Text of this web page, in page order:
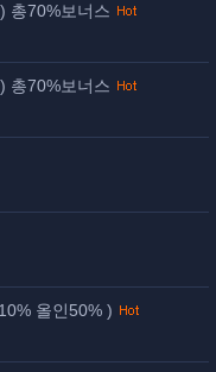
총70%보너스
총70%보너스
올인50% )